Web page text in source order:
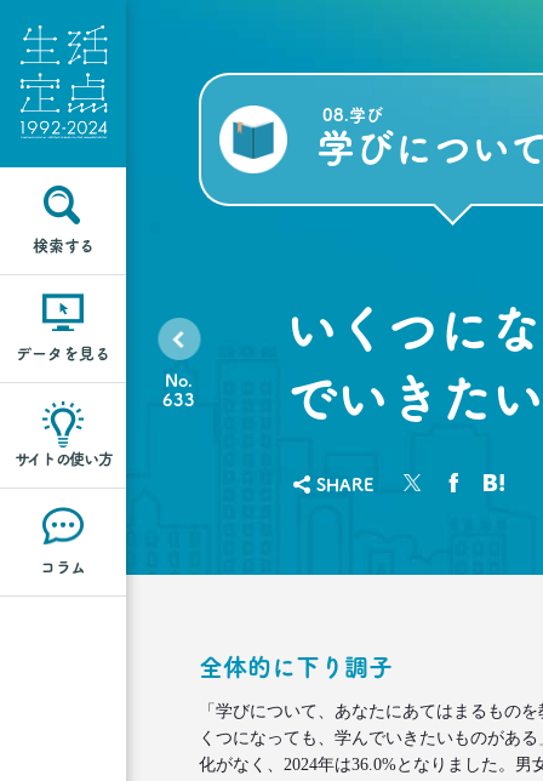
検索する
データを見る
サイトの使い方
コラム
08.学び
学びについ
いくつに
でいきた
SHARE
No.
633
全体的に下り調子
「学びについて、あなたにあてはまるもの
くつになっても、学んでいきたいものがあ
化がなく、2024年は36.0%となりました。